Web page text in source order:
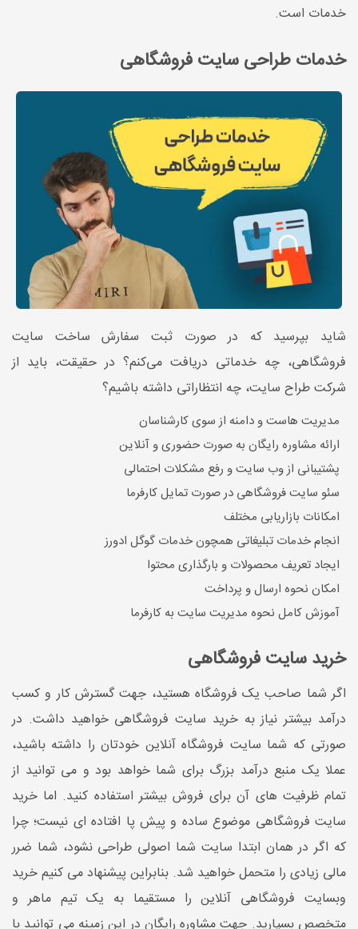
خدمات است.
خدمات طراحی سایت فروشگاهی
شاید بپرسید که در صورت ثبت سفارش ساخت سایت
فروشگاهی، چه خدماتی دریافت می‌کنم؟ در حقیقت، باید از
شرکت طراح سایت، چه انتظاراتی داشته باشیم؟
مدیریت هاست و دامنه از سوی کارشناسان
ارائه مشاوره رایگان به صورت حضوری و آنلاین
پشتیبانی از وب سایت و رفع مشکلات احتمالی
سئو سایت فروشگاهی در صورت تمایل کارفرما
امکانات بازاریابی مختلف
انجام خدمات تبلیغاتی همچون خدمات گوگل ادورز
ایجاد تعریف محصولات و بارگذاری محتوا
امکان نحوه ارسال و پرداخت
آموزش کامل نحوه مدیریت سایت به کارفرما
خرید سایت فروشگاهی
اگر شما صاحب یک فروشگاه هستید، جهت گسترش کار و کسب
درآمد بیشتر نیاز به خرید سایت فروشگاهی خواهید داشت. در
صورتی که شما سایت فروشگاه آنلاین خودتان را داشته باشید،
عملا یک منبع درآمد بزرگ برای شما خواهد بود و می توانید از
تمام ظرفیت های آن برای فروش بیشتر استفاده کنید. اما خرید
سایت فروشگاهی موضوع ساده و پیش پا افتاده ای نیست؛ چرا
که اگر در همان ابتدا سایت شما اصولی طراحی نشود، شما ضرر
مالی زیادی را متحمل خواهید شد. بنابراین پیشنهاد می کنیم خرید
وبسایت فروشگاهی آنلاین را مستقیما به یک تیم ماهر و
متخصص بسپارید. جهت مشاوره رایگان در این زمینه می توانید با